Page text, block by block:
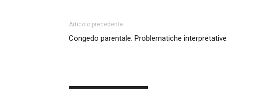
Articolo precedente
Congedo parentale. Problematiche interpretative